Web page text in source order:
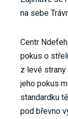
na sebe
Centr
pokus o
z levé strany
jeho pokus
standardku
pod břevno